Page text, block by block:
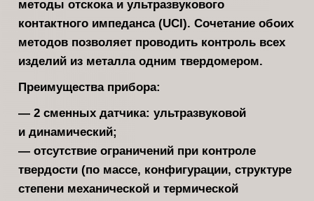
методы отскока и ультразвукового
контактного импеданса (UCI). Сочетание обоих
методов позволяет проводить контроль всех
изделий из металла одним твердомером.
Преимущества прибора:
— 2 сменных датчика: ультразвуковой
и динамический;
— отсутствие ограничений при контроле
твердости (по массе, конфигурации, структуре
степени механической и термической